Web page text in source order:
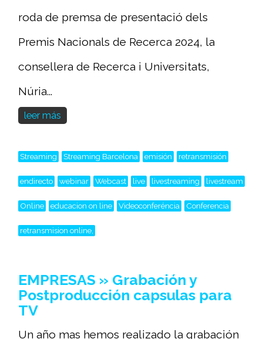
roda de premsa de presentació dels
Premis Nacionals de Recerca 2024, la
consellera de Recerca i Universitats,
Núria...
leer más
Streaming Streaming Barcelona emisión retransmisión
endirecto webinar Webcast live livestreaming livestream
Online educacion on line Videoconferéncia Conferencia
retransmision online,
EMPRESAS » Grabación y
Postproducción capsulas para
TV
Un año mas hemos realizado la grabación